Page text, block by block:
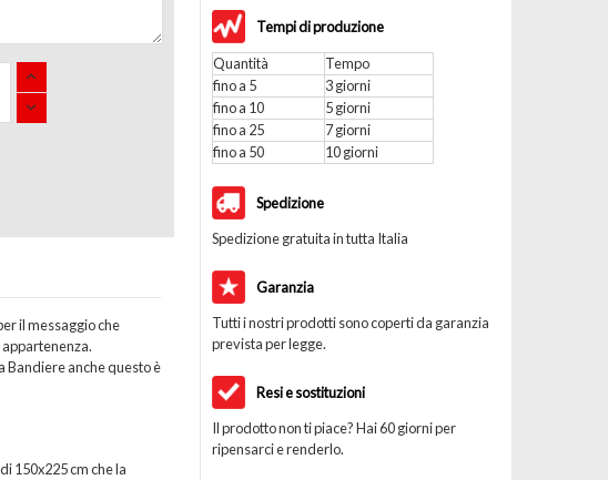
Tempi di produzione
Quantità
Tempo
fino a 5
3 giorni
fino a 10
5 giorni
fino a 25
7 giorni
fino a 50
10 giorni
Spedizione
Spedizione gratuita in tutta Italia
Garanzia
Tutti i nostri prodotti sono coperti da garanzia
prevista per legge.
Resi e sostituzioni
Il prodotto non ti piace? Hai 60 giorni per
ripensarci e renderlo.
il messaggio che
Bandiere anche questo è
150x225 cm che la